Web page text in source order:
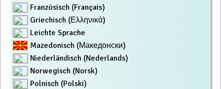
Französisch (Français)
Griechisch (Ελληνικά)
Leichte Sprache
Mazedonisch (Македонски)
Niederländisch (Nederlands)
Norwegisch (Norsk)
Polnisch (Polski)